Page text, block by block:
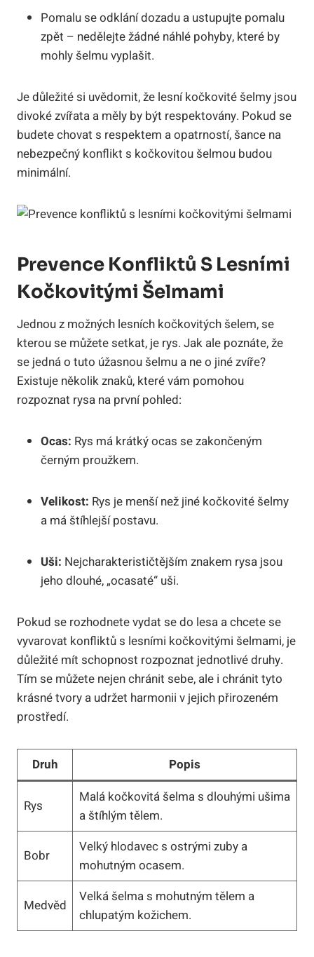
Pomalu se odklání dozadu a ustupujte pomalu
zpět – nedělejte žádné náhlé pohyby, které by
mohly šelmu vyplašit.
Je důležité si uvědomit, že lesní kočkovité šelmy jsou
divoké zvířata a měly by být respektovány. Pokud se
budete chovat s respektem a opatrností, šance na
nebezpečný konflikt s kočkovitou šelmou budou
minimální.
Prevence Konfliktů S Lesními
Kočkovitými Šelmami
Jednou z možných lesních kočkovitých šelem, se
kterou se můžete setkat, je rys. Jak ale poznáte, že
se jedná o tuto úžasnou šelmu a ne o jiné zvíře?
Existuje několik znaků, které vám pomohou
rozpoznat rysa na první pohled:
Ocas: Rys má krátký ocas se zakončeným
černým proužkem.
Velikost: Rys je menší než jiné kočkovité šelmy
a má štíhlejší postavu.
Uši: Nejcharakterističtějším znakem rysa jsou
jeho dlouhé, „ocasaté“ uši.
Pokud se rozhodnete vydat se do lesa a chcete se
vyvarovat konfliktů s lesními kočkovitými šelmami, je
důležité mít schopnost rozpoznat jednotlivé druhy.
Tím se můžete nejen chránit sebe, ale i chránit tyto
krásné tvory a udržet harmonii v jejich přirozeném
prostředí.
Druh Popis
Rys
Malá kočkovitá šelma s dlouhými ušima
a štíhlým tělem.
Bobr
Velký hlodavec s ostrými zuby a
mohutným ocasem.
Medvěd
Velká šelma s mohutným tělem a
chlupatým kožichem.